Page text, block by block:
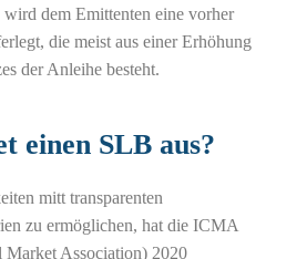
dem Emittenten eine vorher
die meist aus einer Erhöhung
der Anleihe besteht.
einen SLB aus?
mitt transparenten
zu ermöglichen, hat die ICMA
Market Association) 2020